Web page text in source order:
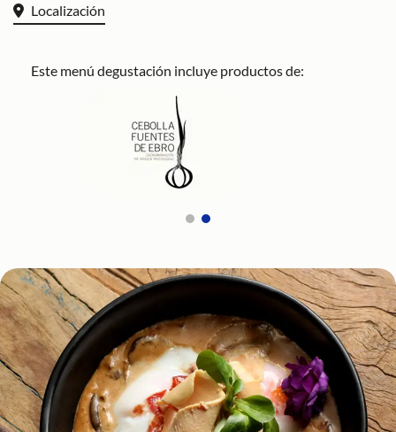
Localización
Este menú degustación incluye productos de: